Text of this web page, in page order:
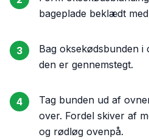
bageplade beklædt
3
Bag oksekødsbunden i
den er gennemstegt.
4
Tag bunden ud af
over. Fordel skiver af
og rødløg ovenpå.